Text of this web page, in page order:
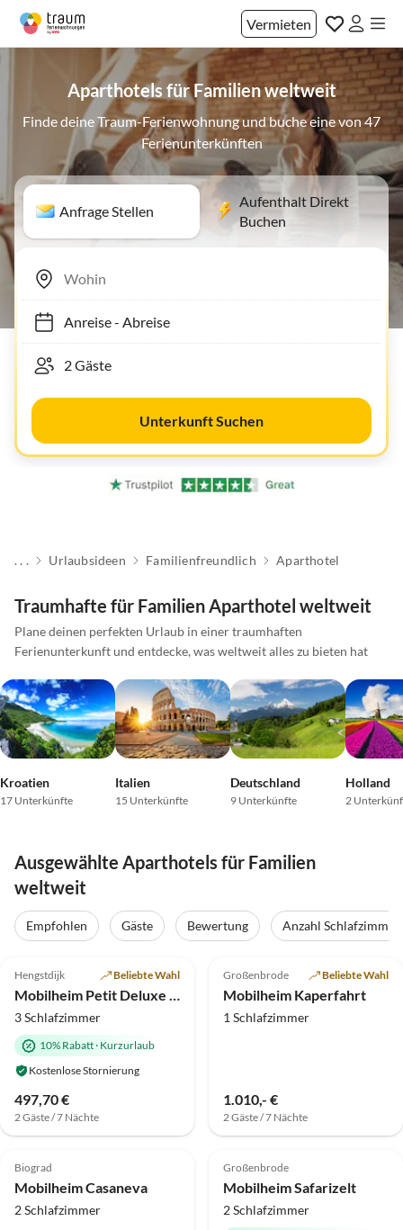
Vermieten
Aparthotels für Familien weltweit
Finde deine Traum-Ferienwohnung und buche eine von 47
Ferienunterkünften
Anfrage Stellen
Aufenthalt Direkt
Buchen
Anreise- Abreise
Unterkunft Suchen
. . . Urlaubsideen Familienfreundlich Aparthotel
Traumhafte für Familien Aparthotel weltweit
Plane deinen perfekten Urlaub in einer traumhaften
Ferienunterkunft und entdecke, was weltweit alles zu bieten hat
Kroatien
17 Unterkünfte
Italien
15 Unterkünfte
Deutschland
9 Unterkünfte
Holland
2
Ausgewählte Aparthotels für Familien
weltweit
Empfohlen Gäste Bewertung Anzahl Schlafzimmer
Top-Inserat
Hengstdijk Beliebte Wahl
Mobilheim Petit Deluxe "lake view"
3 Schlafzimmer
10% Rabatt· Kurzurlaub
Kostenlose Stornierung
497,70 €
2 Gäste / 7 Nächte
Top-Inserat
Großenbrode Beliebte Wahl
Mobilheim Kaperfahrt
1 Schlafzimmer
1.010,- €
2 Gäste / 7 Nächte
Biograd
Mobilheim Casaneva
2 Schlafzimmer
Top-Inserat
Großenbrode
Mobilheim Safarizelt
2 Schlafzimmer